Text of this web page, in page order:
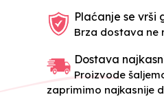
Plaćanje se vrši
Brza dostava ne
Dostava
Proizvode
zaprimimo najkasnije